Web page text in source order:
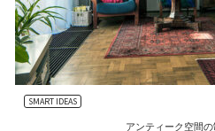
SMART IDEAS
アンティーク空間